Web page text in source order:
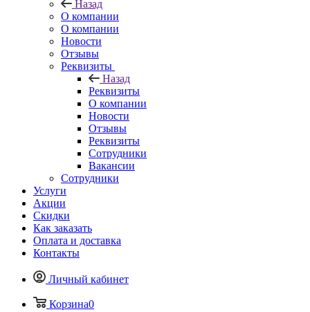
Назад
О компании
О компании
Новости
Отзывы
Реквизиты
Назад
Реквизиты
О компании
Новости
Отзывы
Реквизиты
Сотрудники
Вакансии
Сотрудники
Услуги
Акции
Скидки
Как заказать
Оплата и доставка
Контакты
Личный кабинет
Корзина0